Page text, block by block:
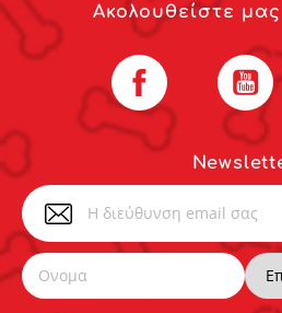
Ακολουθείστε
Facebook